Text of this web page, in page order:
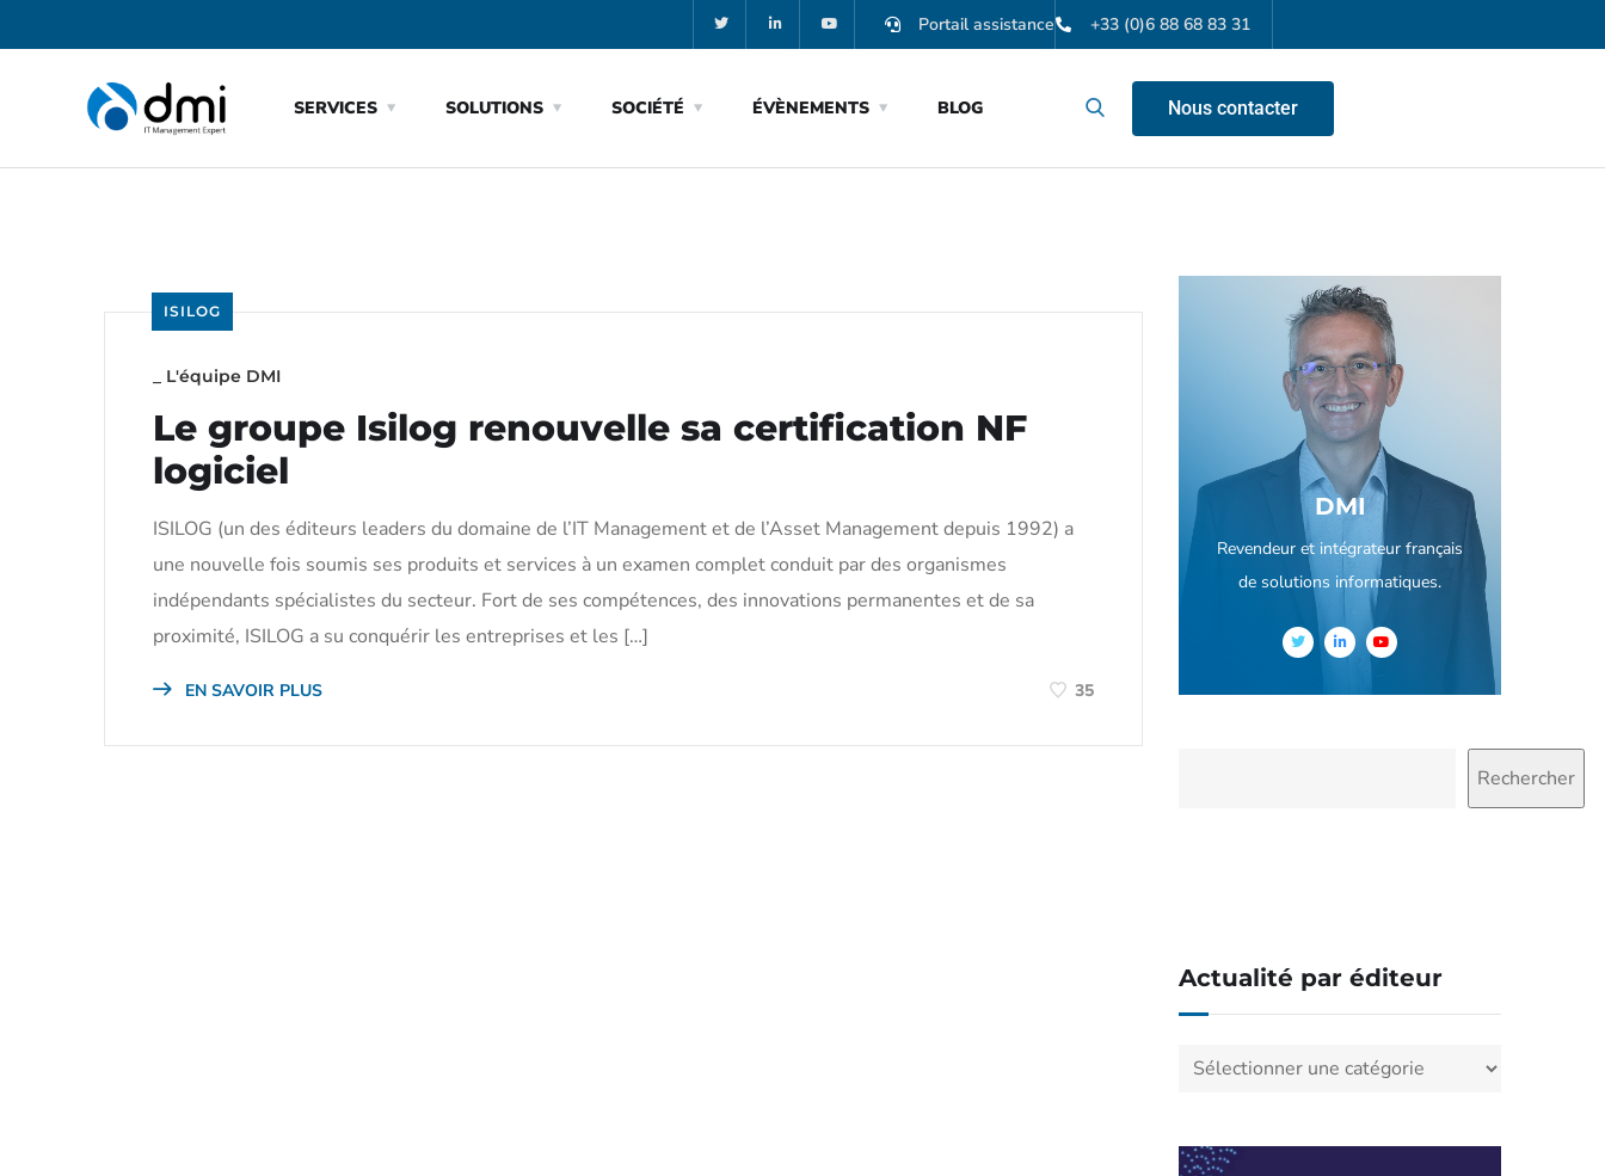
Portail assistance +33 (0)6 88 68 83 31
SERVICES SOLUTIONS SOCIÉTÉ ÉVÈNEMENTS BLOG Nous contacter
ISILOG
L'équipe DMI
Le groupe Isilog renouvelle sa certification NF
logiciel
ISILOG (un des éditeurs leaders du domaine de l’IT Management et de l’Asset Management depuis 1992) a
une nouvelle fois soumis ses produits et services à un examen complet conduit par des organismes
indépendants spécialistes du secteur. Fort de ses compétences, des innovations permanentes et de sa
proximité, ISILOG a su conquérir les entreprises et les […]
EN SAVOIR PLUS 35
DMI
Revendeur et intégrateur français
de solutions informatiques.
Rechercher
Actualité par éditeur